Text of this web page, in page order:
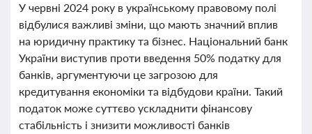
У червні 2024 року в українському правовому полі
відбулися важливі зміни, що мають значний вплив
на юридичну практику та бізнес. Національний банк
України виступив проти введення 50% податку для
банків, аргументуючи це загрозою для
кредитування економіки та відбудови країни. Такий
податок може суттєво ускладнити фінансову
стабільність і знизити можливості банків